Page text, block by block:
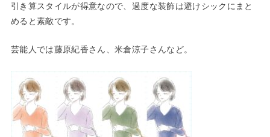
引き算スタイルが得意なので、過度な装飾は避けシックにまと
めると素敵です。
芸能人では藤原紀香さん、米倉涼子さんなど。